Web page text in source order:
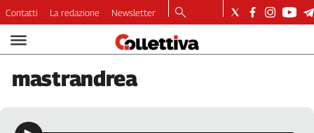
Video
Dirette
Contatti La redazione Newsletter
mastrandrea